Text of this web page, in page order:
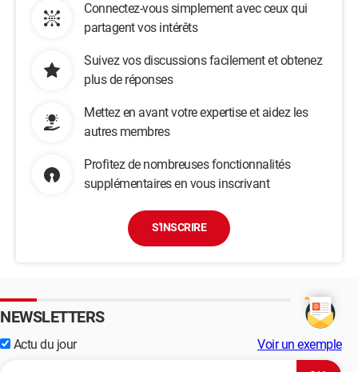
Connectez-vous simplement avec ceux qui
partagent vos intérêts
Suivez vos discussions facilement et obtenez
plus de réponses
Mettez en avant votre expertise et aidez les
autres membres
Profitez de nombreuses fonctionnalités
supplémentaires en vous inscrivant
S'INSCRIRE
NEWSLETTERS
Actu du jour Voir un exemple